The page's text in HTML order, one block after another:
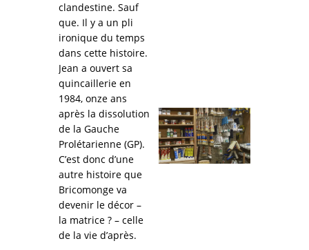
clandestine. Sauf
que. Il y a un pli
ironique du temps
dans cette histoire.
Jean a ouvert sa
quincaillerie en
1984, onze ans
après la dissolution
de la Gauche
Prolétarienne (GP).
C’est donc d’une
autre histoire que
Bricomonge va
devenir le décor –
la matrice ? – celle
de la vie d’après.